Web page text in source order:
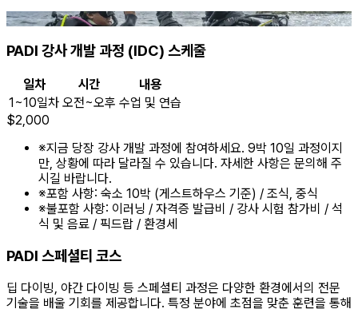
PADI 강사 개발 과정 (IDC) 스케줄
일차 시간
내용
1~10일차 오전~오후 수업 및 연습
$2,000
※지금 당장 강사 개발 과정에 참여하세요. 9박 10일 과정이지
만, 상황에 따라 달라질 수 있습니다. 자세한 사항은 문의해 주
시길 바랍니다.
※포함 사항: 숙소 10박 (게스트하우스 기준) / 조식, 중식
※불포함 사항: 이러닝 / 자격증 발급비 / 강사 시험 참가비 / 석
식 및 음료 / 픽드랍 / 환경세
PADI 스페셜티 코스
딥 다이빙, 야간 다이빙 등 스페셜티 과정은 다양한 환경에서의 전문
기술을 배울 기회를 제공합니다. 특정 분야에 초점을 맞춘 훈련을 통해